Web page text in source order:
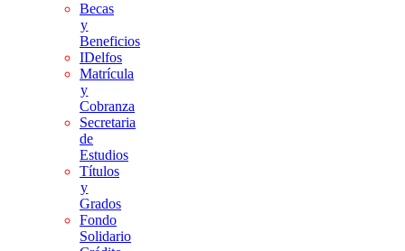
Becas
y
Beneficios
IDelfos
Matrícula
y
Cobranza
Secretaria
de
Estudios
Títulos
y
Grados
Fondo
Solidario